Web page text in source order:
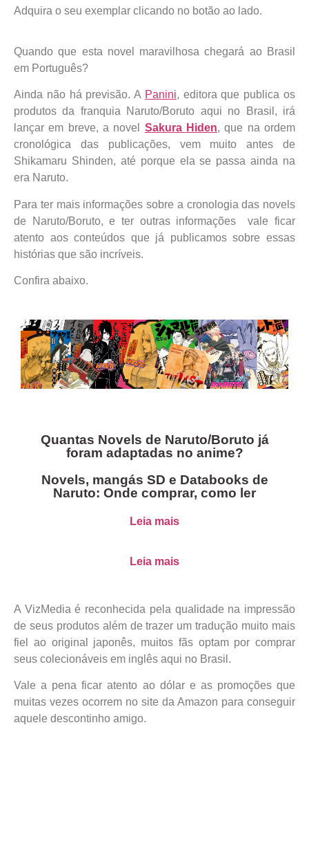
Adquira o seu exemplar clicando no botão ao lado.
Quando que esta novel maravilhosa chegará ao Brasil
em Português?
Ainda não há previsão. A Panini, editora que publica os
produtos da franquia Naruto/Boruto aqui no Brasil, irá
lançar em breve, a novel Sakura Hiden, que na ordem
cronológica das publicações, vem muito antes de
Shikamaru Shinden, até porque ela se passa ainda na
era Naruto.
Para ter mais informações sobre a cronologia das novels
de Naruto/Boruto, e ter outras informações vale ficar
atento aos conteúdos que já publicamos sobre essas
histórias que são incríveis.
Confira abaixo.
Quantas Novels de Naruto/Boruto já
foram adaptadas no anime?
Novels, mangás SD e Databooks de
Naruto: Onde comprar, como ler
Leia mais
Leia mais
A VizMedia é reconhecida pela qualidade na impressão
de seus produtos além de trazer um tradução muito mais
fiel ao original japonês, muitos fãs optam por comprar
seus colecionáveis em inglês aqui no Brasil.
Vale a pena ficar atento ao dólar e as promoções que
muitas vezes ocorrem no site da Amazon para conseguir
aquele descontinho amigo.